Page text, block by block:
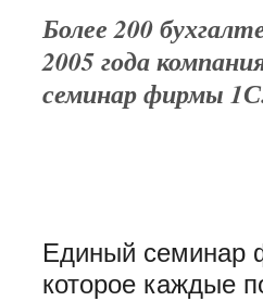
Более 200
2005 года
семинар фирмы
Единый семинар
которое каждые